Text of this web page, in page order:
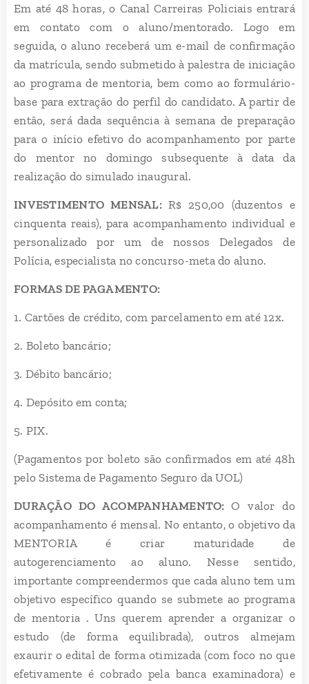
Em até 48 horas, o Canal Carreiras Policiais entrará
em contato com o aluno/mentorado. Logo em
seguida, o aluno receberá um e-mail de confirmação
da matrícula, sendo submetido à palestra de iniciação
ao programa de mentoria, bem como ao formulário-
base para extração do perfil do candidato. A partir de
então, será dada sequência à semana de preparação
para o início efetivo do acompanhamento por parte
do mentor no domingo subsequente à data da
realização do simulado inaugural.
INVESTIMENTO MENSAL: R$ 250,00 (duzentos e
cinquenta reais), para acompanhamento individual e
personalizado por um de nossos Delegados de
Polícia, especialista no concurso-meta do aluno.
FORMAS DE PAGAMENTO:
1. Cartões de crédito, com parcelamento em até 12x.
2. Boleto bancário;
3. Débito bancário;
4. Depósito em conta;
5. PIX.
(Pagamentos por boleto são confirmados em até 48h
pelo Sistema de Pagamento Seguro da UOL)
DURAÇÃO DO ACOMPANHAMENTO:O valor do
acompanhamento é mensal. No entanto, o objetivo da
MENTORIA é criar maturidade de
autogerenciamento ao aluno. Nesse sentido,
importante compreendermos que cada aluno tem um
objetivo específico quando se submete ao programa
de mentoria . Uns querem aprender a organizar o
estudo (de forma equilibrada), outros almejam
exaurir o edital de forma otimizada (com foco no que
efetivamente é cobrado pela banca examinadora) e